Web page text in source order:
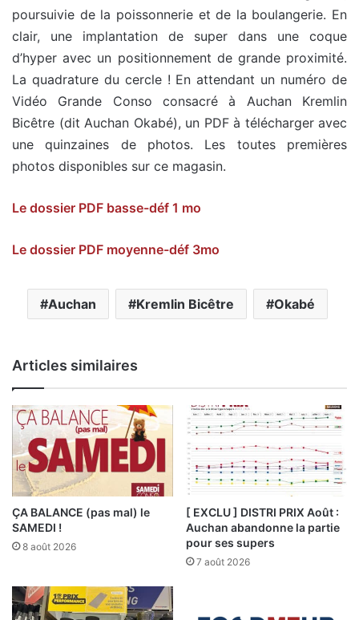
poursuivie de la poissonnerie et de la boulangerie. En
clair, une implantation de super dans une coque
d’hyper avec un positionnement de grande proximité.
La quadrature du cercle ! En attendant un numéro de
Vidéo Grande Conso consacré à Auchan Kremlin
Bicêtre (dit Auchan Okabé), un PDF à télécharger avec
une quinzaines de photos. Les toutes premières
photos disponibles sur ce magasin.
Le dossier PDF basse-déf 1 mo
Le dossier PDF moyenne-déf 3mo
Auchan Kremlin Bicêtre Okabé
Articles similaires
ÇA BALANCE (pas mal) le
SAMEDI !
8 août 2026
[ EXCLU ] DISTRI PRIX Août :
Auchan abandonne la partie
pour ses supers
7 août 2026